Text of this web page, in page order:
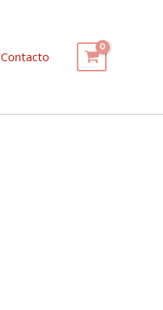
Contacto